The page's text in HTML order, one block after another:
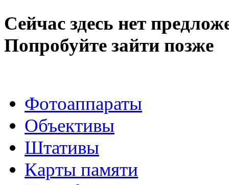
Сейчас здесь нет
Попробуйте зайти позже
Фотоаппараты
Объективы
Штативы
Карты памяти